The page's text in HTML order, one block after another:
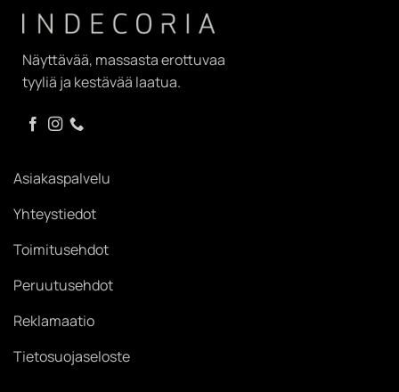
Näyttävää, massasta erottuvaa
tyyliä ja kestävää laatua.
Asiakaspalvelu
Yhteystiedot
Toimitusehdot
Peruutusehdot
Reklamaatio
Tietosuojaseloste